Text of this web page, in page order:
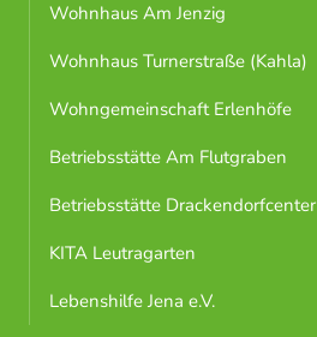
Wohnhaus Am Jenzig
Wohnhaus Turnerstraße (Kahla)
Wohngemeinschaft Erlenhöfe
Betriebsstätte Am Flutgraben
Betriebsstätte Drackendorfcenter
KITA Leutragarten
Lebenshilfe Jena e.V.